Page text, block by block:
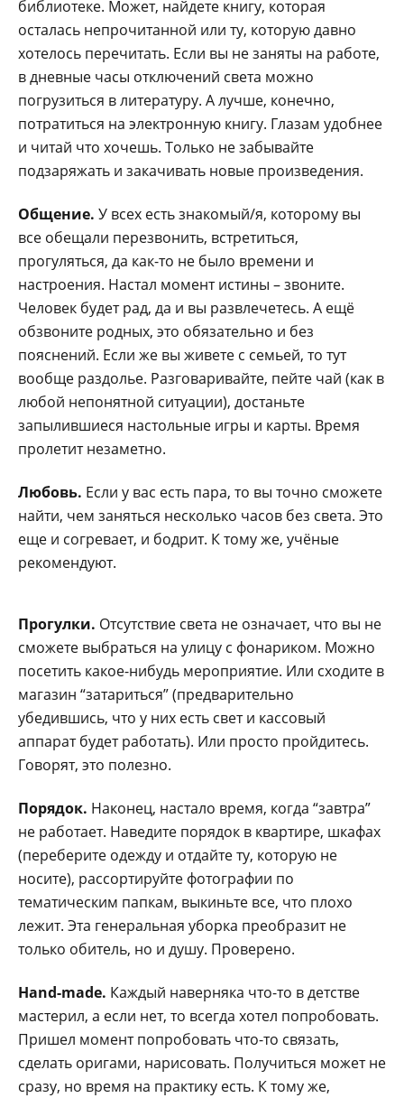
библиотеке. Может, найдете книгу, которая
осталась непрочитанной или ту, которую давно
хотелось перечитать. Если вы не заняты на работе,
в дневные часы отключений света можно
погрузиться в литературу. А лучше, конечно,
потратиться на электронную книгу. Глазам удобнее
и читай что хочешь. Только не забывайте
подзаряжать и закачивать новые произведения.
Общение. У всех есть знакомый/я, которому вы
все обещали перезвонить, встретиться,
прогуляться, да как-то не было времени и
настроения. Настал момент истины – звоните.
Человек будет рад, да и вы развлечетесь. А ещё
обзвоните родных, это обязательно и без
пояснений. Если же вы живете с семьей, то тут
вообще раздолье. Разговаривайте, пейте чай (как в
любой непонятной ситуации), достаньте
запылившиеся настольные игры и карты. Время
пролетит незаметно.
Любовь. Если у вас есть пара, то вы точно сможете
найти, чем заняться несколько часов без света. Это
еще и согревает, и бодрит. К тому же, учёные
рекомендуют.
Прогулки. Отсутствие света не означает, что вы не
сможете выбраться на улицу с фонариком. Можно
посетить какое-нибудь мероприятие. Или сходите в
магазин “затариться” (предварительно
убедившись, что у них есть свет и кассовый
аппарат будет работать). Или просто пройдитесь.
Говорят, это полезно.
Порядок. Наконец, настало время, когда “завтра”
не работает. Наведите порядок в квартире, шкафах
(переберите одежду и отдайте ту, которую не
носите), рассортируйте фотографии по
тематическим папкам, выкиньте все, что плохо
лежит. Эта генеральная уборка преобразит не
только обитель, но и душу. Проверено.
Hand-made. Каждый наверняка что-то в детстве
мастерил, а если нет, то всегда хотел попробовать.
Пришел момент попробовать что-то связать,
сделать оригами, нарисовать. Получиться может не
сразу, но время на практику есть. К тому же,